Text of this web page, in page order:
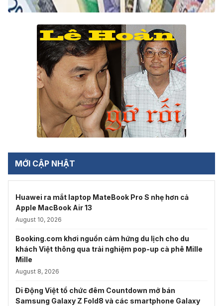
MỚI CẬP NHẬT
Huawei ra mắt laptop MateBook Pro S nhẹ hơn cả
Apple MacBook Air 13
August 10, 2026
Booking.com khơi nguồn cảm hứng du lịch cho du
khách Việt thông qua trải nghiệm pop-up cà phê Mille
Mille
August 8, 2026
Di Động Việt tổ chức đêm Countdown mở bán
Samsung Galaxy Z Fold8 và các smartphone Galaxy